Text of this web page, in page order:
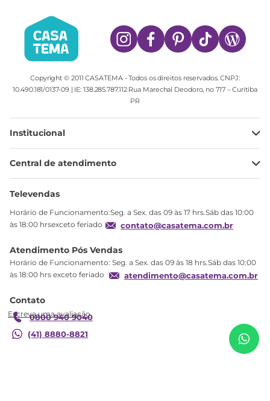
Escrivaninha Mesa Escritório Office Estilo Kuadra
Compace 120cm Industrial Yescasa Preto Ônix
Preto Onix
Adicionar ao carrinho
Copyright © 2011 CASATEMA - Todos os direitos reservados. CNPJ:
10.490.181/0137-09 | IE: 138.285.787.112 Rua Marechal Deodoro, no 717 – Curitiba
PR
Institucional
Minha Conta
Meus pedidos
Troca
Garantia
Central de atendimento
Ajuda
Televendas
Horário de Funcionamento:Seg. a Sex. das 09 às 17 hrs.Sáb das 10:00
às 18:00 hrsexceto feriado
contato@casatema.com.br
Atendimento Pós Vendas
Horário de Funcionamento: Seg. a Sex. das 09 às 18 hrs.Sáb das 10:00
às 18:00 hrs exceto feriado
atendimento@casatema.com.br
Contato
0800 940 9040
(41) 8880-8821